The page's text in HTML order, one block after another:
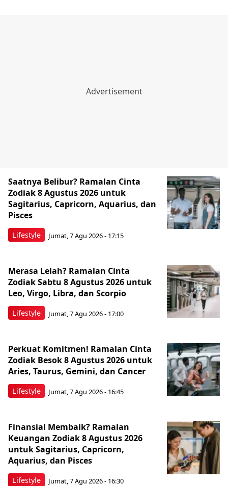
Lifestyle
Saatnya Belibur? Ramalan Cinta
Zodiak 8 Agustus 2026 untuk
Sagitarius, Capricorn, Aquarius, dan
Pisces
Jumat, 7 Agu 2026 - 17:15
Lifestyle
Merasa Lelah? Ramalan Cinta
Zodiak Sabtu 8 Agustus 2026 untuk
Leo, Virgo, Libra, dan Scorpio
Jumat, 7 Agu 2026 - 17:00
Lifestyle
Perkuat Komitmen! Ramalan Cinta
Zodiak Besok 8 Agustus 2026 untuk
Aries, Taurus, Gemini, dan Cancer
Jumat, 7 Agu 2026 - 16:45
Lifestyle
Finansial Membaik? Ramalan
Keuangan Zodiak 8 Agustus 2026
untuk Sagitarius, Capricorn,
Aquarius, dan Pisces
Jumat, 7 Agu 2026 - 16:30